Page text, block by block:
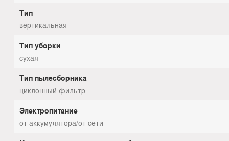
Тип
вертикальная
Тип уборки
сухая
Тип пылесборника
циклонный фильтр
Электропитание
от аккумулятора/от сети